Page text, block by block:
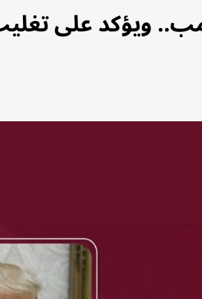
ويؤكد على